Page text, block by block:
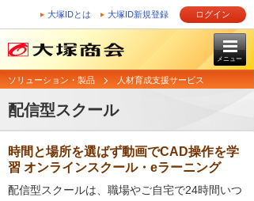
大塚IDとは 大塚ID新規登録 ログイン
メニュー
ソリューション・製品 人材育成支援サービス
配信型スクール
時間と場所を選ばず動画でCAD操作を学
習 オンラインスクール・eラーニング
配信型スクールは、職場やご自宅で24時間いつ